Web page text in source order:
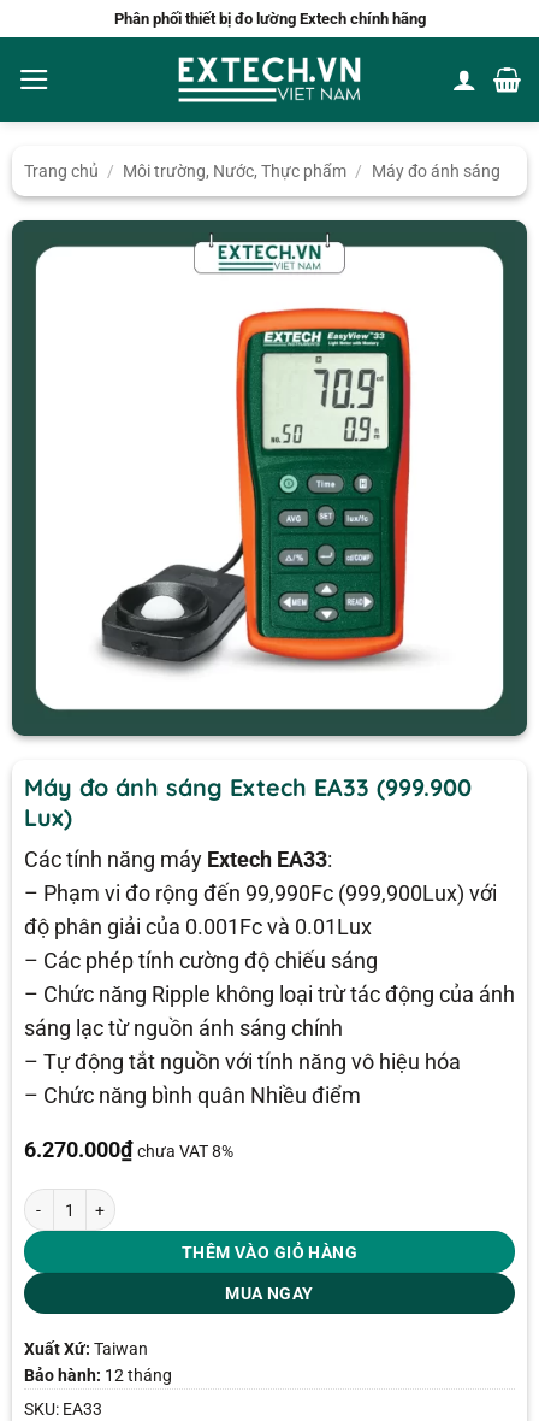
nội
dung
Phân phối thiết bị đo lường Extech chính hãng
Trang chủ / Môi trường, Nước, Thực phẩm / Máy đo ánh sáng
Máy đo ánh sáng Extech EA33 (999.900
Lux)
Các tính năng máy Extech EA33:
– Phạm vi đo rộng đến 99,990Fc (999,900Lux) với
độ phân giải của 0.001Fc và 0.01Lux
– Các phép tính cường độ chiếu sáng
– Chức năng Ripple không loại trừ tác động của ánh
sáng lạc từ nguồn ánh sáng chính
– Tự động tắt nguồn với tính năng vô hiệu hóa
– Chức năng bình quân Nhiều điểm
6.270.000₫ chưa VAT 8%
Máy đo ánh sáng Extech EA33 (999.900 Lux) số lượng
THÊM VÀO GIỎ HÀNG
MUA NGAY
Xuất Xứ: Taiwan
Bảo hành: 12 tháng
SKU: EA33